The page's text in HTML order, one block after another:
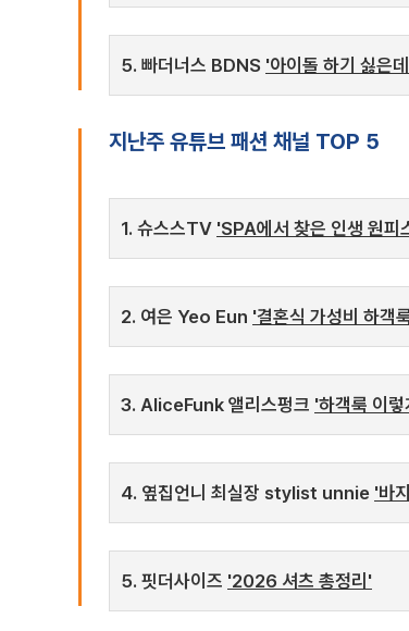
5. 빠더너스 BDNS '아이돌 하기 싫은
지난주 유튜브 패션 채널 TOP 5
1. 슈스스TV 'SPA에서 찾은 인생 원피
2. 여은 Yeo Eun '결혼식 가성비 하객
3. AliceFunk 앨리스펑크 '하객룩 이
4. 옆집언니 최실장 stylist unnie '바
5. 핏더사이즈 '2026 셔츠 총정리'